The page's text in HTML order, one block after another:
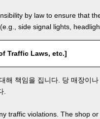
by law to ensure that
side signal lights,
Traffic Laws, etc.]
해 책임을 집니다. 당 매장이
.
traffic violations. The shop